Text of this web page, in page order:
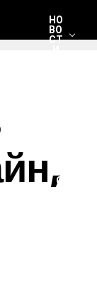
НО
ВО
СТ
С
Т